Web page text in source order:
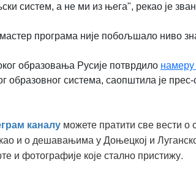
систем, а не ми из њега", рекао је
програма није побољшало ниво
образовања Русије потврдило
образовног система, саопштила је
каналу можете пратити све вести о
и о дешавањима у Доњецкој и
и фотографије које стално пристижу.